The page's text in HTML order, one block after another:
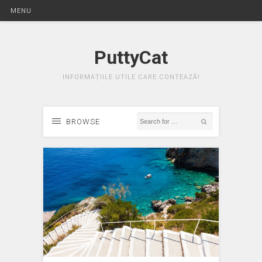
MENU
PuttyCat
INFORMAȚIILE UTILE CARE CONTEAZĂ!
BROWSE